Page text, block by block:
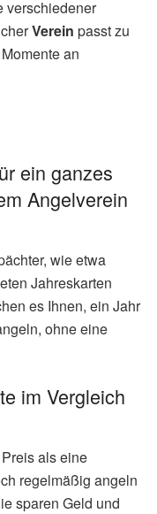
verschiedener
Verein passt zu
an
ein ganzes
Angelverein
wie etwa
Jahreskarten
es Ihnen, ein Jahr
ohne eine
im Vergleich
als eine
regelmäßig angeln
sparen Geld und